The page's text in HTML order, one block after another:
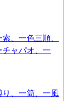
、一色三順、
ャパオ、一
り、一筒、一風